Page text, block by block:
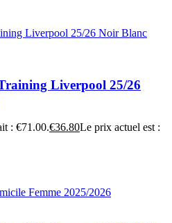
Liverpool 25/26
: €71.00.€36.80Le prix actuel est :